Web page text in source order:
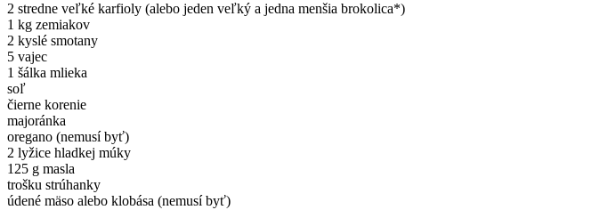
2 stredne veľké karfioly (alebo jeden veľký a jedna menšia brokolica*)
1 kg zemiakov
2 kyslé smotany
5 vajec
1 šálka mlieka
soľ
čierne korenie
majoránka
oregano (nemusí byť)
2 lyžice hladkej múky
125 g masla
trošku strúhanky
údené mäso alebo klobása (nemusí byť)